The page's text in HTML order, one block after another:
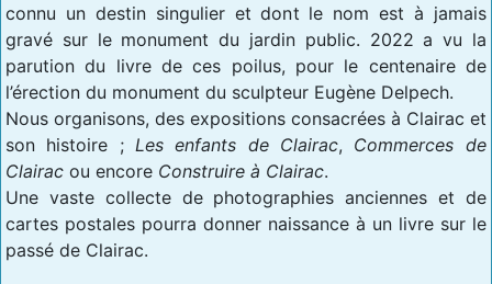
connu un destin singulier et dont le nom est à jamais
gravé sur le monument du jardin public. 2022 a vu la
parution du livre de ces poilus, pour le centenaire de
l’érection du monument du sculpteur Eugène Delpech.
Nous organisons, des expositions consacrées à Clairac et
son histoire ; Les enfants de Clairac, Commerces de
Clairac ou encore Construire à Clairac.
Une vaste collecte de photographies anciennes et de
cartes postales pourra donner naissance à un livre sur le
passé de Clairac.